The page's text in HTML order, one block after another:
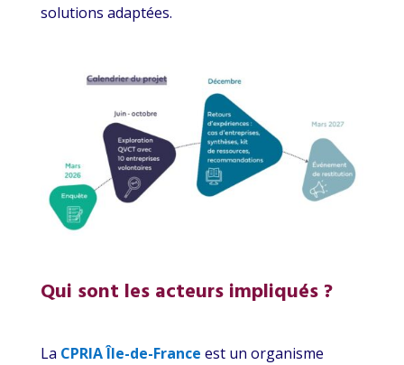
solutions adaptées.
Qui sont les acteurs impliqués ?
La CPRIA Île-de-France est un organisme